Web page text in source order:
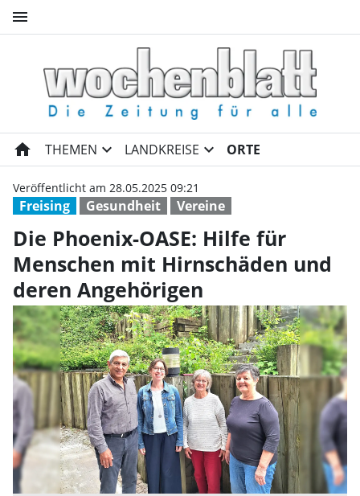
menu
Die Phoenix-OASE: Hilfe für
home THEMEN expand_more LANDKREISE expand_more ORTE
Freising Gesundheit Vereine
Veröffentlicht am 28.05.2025 09:21
Die Phoenix-OASE: Hilfe für
Menschen mit Hirnschäden und
deren Angehörigen